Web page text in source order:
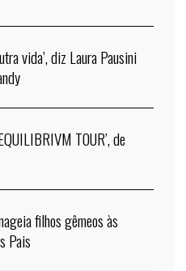
vida’, diz Laura Pausini
TOUR’, de
filhos gêmeos às
Pais